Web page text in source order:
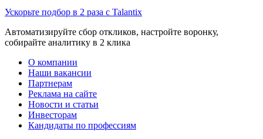
Ускорьте подбор в 2 раза с Talantix
Автоматизируйте сбор откликов, настройте воронку,
собирайте аналитику в 2 клика
О компании
Наши вакансии
Партнерам
Реклама на сайте
Новости и статьи
Инвесторам
Кандидаты по профессиям